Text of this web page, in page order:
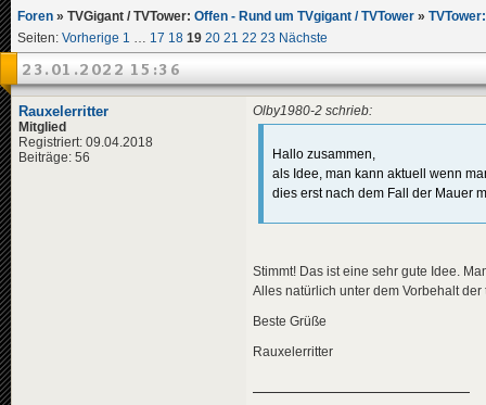
Foren » TVGigant / TVTower: Offen - Rund um TVgigant / TVTower »
Seiten: Vorherige 1 … 17 18 19 20 21 22 23 Nächste
23.01.2022 15:36
Rauxelerritter
Mitglied
Registriert: 09.04.2018
Beiträge: 56
Olby1980-2 schrieb:
Hallo zusammen,
als Idee, man kann aktuell wenn
dies erst nach dem Fall der Mauer
Stimmt! Das ist eine sehr gute Idee.
Alles natürlich unter dem Vorbehalt
Beste Grüße
Rauxelerritter